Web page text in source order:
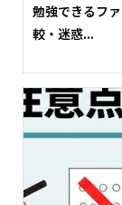
勉強できるフ
較・迷惑...